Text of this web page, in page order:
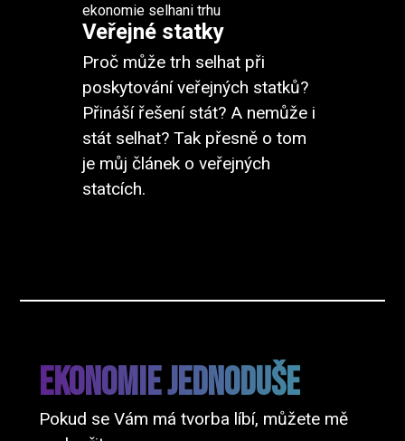
ekonomie selhani trhu
Veřejné statky
Proč může trh selhat při
poskytování veřejných statků?
Přináší řešení stát? A nemůže i
stát selhat? Tak přesně o tom
je můj článek o veřejných
statcích.
Ekonomie Jednoduše
Pokud se Vám má tvorba líbí, můžete mě